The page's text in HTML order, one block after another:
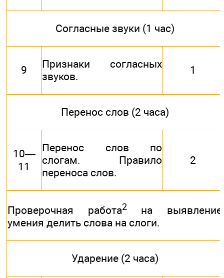
Согласные звуки (1 час)
9
Признаки согласных
звуков.
1
Перенос слов (2 часа)
10—
11
Перенос слов по
слогам. Правило
переноса слов.
2
Проверочная работа2на выявление
умения делить слова на слоги.
Ударение (2 часа)